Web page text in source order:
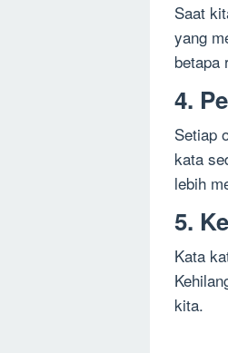
Saat
yang
betapa
4.
Setiap
kata
lebih
5.
Kata
kita.